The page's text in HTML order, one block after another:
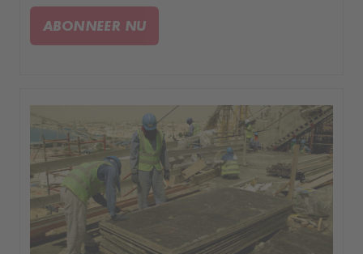
stranden ter wereld.
ABONNEER NU